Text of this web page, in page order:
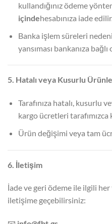
kullandığınız ödeme
içindehesabınıza iade
Banka işlem süreleri
yansıması bankanıza
5. Hatalı veya Kusurlu
Tarafınıza hatalı, kusurlu
kargo ücretleri tarafımızca
Ürün değişimi veya tam
6. İletişim
İade ve geri ödeme ile ilgili
iletişime geçebilirsiniz: